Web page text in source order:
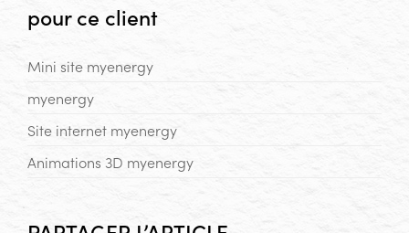
pour ce client
Mini site myenergy
myenergy
Site internet myenergy
Animations 3D myenergy